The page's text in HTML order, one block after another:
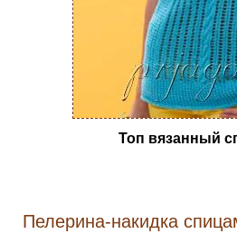
Топ вязанный
Пелерина-накидка